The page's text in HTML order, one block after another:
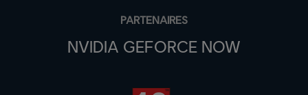
PARTENAIRES
NVIDIA GEFORCE NOW